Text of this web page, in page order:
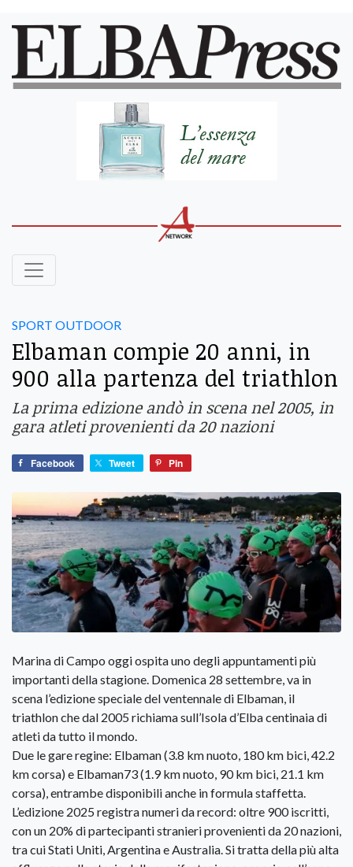
SPORT OUTDOOR
Elbaman compie 20 anni, in
900 alla partenza del triathlon
La prima edizione andò in scena nel 2005, in
gara atleti provenienti da 20 nazioni
Facebook Tweet Pin
Marina di Campo oggi ospita uno degli appuntamenti più
importanti della stagione. Domenica 28 settembre, va in
scena l’edizione speciale del ventennale di Elbaman, il
triathlon che dal 2005 richiama sull’Isola d’Elba centinaia di
atleti da tutto il mondo.
Due le gare regine: Elbaman (3.8 km nuoto, 180 km bici, 42.2
km corsa) e Elbaman73 (1.9 km nuoto, 90 km bici, 21.1 km
corsa), entrambe disponibili anche in formula staffetta.
L’edizione 2025 registra numeri da record: oltre 900 iscritti,
con un 20% di partecipanti stranieri provenienti da 20 nazioni,
tra cui Stati Uniti, Argentina e Australia. Si tratta della più alta